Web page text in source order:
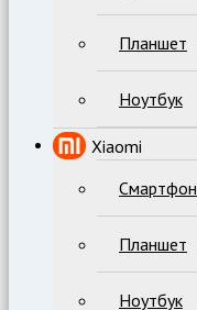
Планшет
Ноутбук
Xiaomi
Смартфон
Планшет
Ноутбук